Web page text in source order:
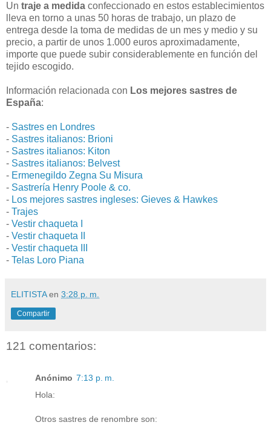
Un traje a medida confeccionado en estos establecimientos
lleva en torno a unas 50 horas de trabajo, un plazo de
entrega desde la toma de medidas de un mes y medio y su
precio, a partir de unos 1.000 euros aproximadamente,
importe que puede subir considerablemente en función del
tejido escogido.
Información relacionada con Los mejores sastres de
España:
- Sastres en Londres
- Sastres italianos: Brioni
- Sastres italianos: Kiton
- Sastres italianos: Belvest
- Ermenegildo Zegna Su Misura
- Sastrería Henry Poole & co.
- Los mejores sastres ingleses: Gieves & Hawkes
- Trajes
- Vestir chaqueta I
- Vestir chaqueta II
- Vestir chaqueta III
- Telas Loro Piana
ELITISTA en 3:28 p. m.
Compartir
121 comentarios:
Anónimo 7:13 p. m.
Hola:
Otros sastres de renombre son: